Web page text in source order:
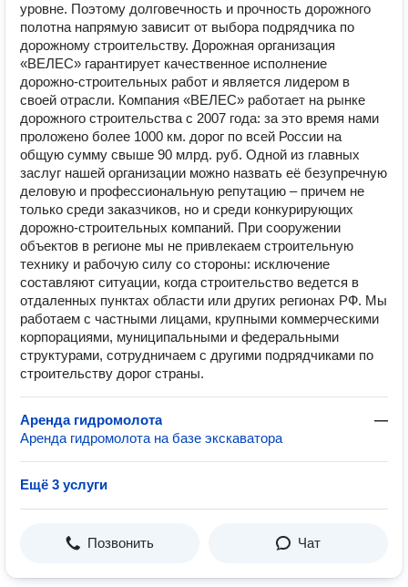
уровне. Поэтому долговечность и прочность дорожного
полотна напрямую зависит от выбора подрядчика по
дорожному строительству. Дорожная организация
«ВЕЛЕС» гарантирует качественное исполнение
дорожно-строительных работ и является лидером в
своей отрасли. Компания «ВЕЛЕС» работает на рынке
дорожного строительства с 2007 года: за это время нами
проложено более 1000 км. дорог по всей России на
общую сумму свыше 90 млрд. руб. Одной из главных
заслуг нашей организации можно назвать её безупречную
деловую и профессиональную репутацию – причем не
только среди заказчиков, но и среди конкурирующих
дорожно-строительных компаний. При сооружении
объектов в регионе мы не привлекаем строительную
технику и рабочую силу со стороны: исключение
составляют ситуации, когда строительство ведется в
отдаленных пунктах области или других регионах РФ. Мы
работаем с частными лицами, крупными коммерческими
корпорациями, муниципальными и федеральными
структурами, сотрудничаем с другими подрядчиками по
строительству дорог страны.
Аренда гидромолота
—
Аренда гидромолота на базе экскаватора
Ещё 3 услуги
Позвонить Чат